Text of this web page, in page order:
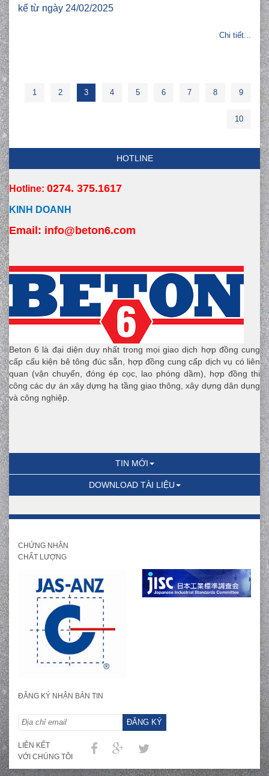
kể từ ngày 24/02/2025
Chi tiết...
1 2 3 4 5 6 7 8 9
10
HOTLINE
Hotline: 0274. 375.1617
KINH DOANH
Email: info@beton6.com
Beton 6 là đại diện duy nhất trong mọi giao dịch hợp đồng cung
cấp cấu kiện bê tông đúc sẵn, hợp đồng cung cấp dịch vụ có liên
quan (vận chuyển, đóng ép cọc, lao phóng dầm), hợp đồng thi
công các dự án xây dựng hạ tầng giao thông, xây dựng dân dụng
và công nghiệp.
TIN MỚI
DOWNLOAD TÀI LIỆU
CHỨNG NHẬN
CHẤT LƯỢNG
ĐĂNG KÝ NHẬN BẢN TIN
ĐĂNG KÝ
LIÊN KẾT
VỚI CHÚNG TÔI